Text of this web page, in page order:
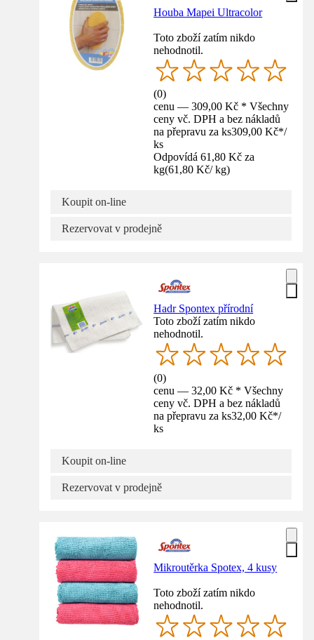
Houba Mapei Ultracolor
Toto zboží zatím nikdo
nehodnotil.
(0)
cenu — 309,00 Kč * Všechny
ceny vč. DPH a bez nákladů
na přepravu za ks309,00 Kč*/
ks
Odpovídá 61,80 Kč za
kg(61,80 Kč/ kg)
Koupit on-line
Rezervovat v prodejně
Hadr Spontex přírodní
Toto zboží zatím nikdo
nehodnotil.
(0)
cenu — 32,00 Kč * Všechny
ceny vč. DPH a bez nákladů
na přepravu za ks32,00 Kč*/
ks
Koupit on-line
Rezervovat v prodejně
Mikroutěrka Spotex, 4 kusy
Toto zboží zatím nikdo
nehodnotil.